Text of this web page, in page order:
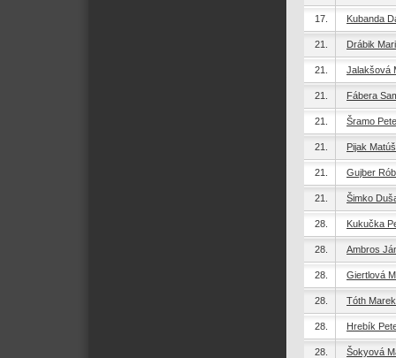
17. Kubanda
21. Drábik
21. Jalakšová
21. Fábera
21. Šramo
21. Pijak Matúš
21. Gujber
21. Šimko
28. Kukučka
28. Ambros
28. Giertlová
28. Tóth Marek
28. Hrebík
28. Šokyová